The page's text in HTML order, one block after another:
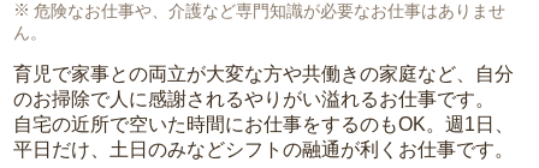
危険なお仕事や、介護など専門知識が必要なお仕事はありませ
ん。
育児で家事との両立が大変な方や共働きの家庭など、自分
のお掃除で人に感謝されるやりがい溢れるお仕事です。
自宅の近所で空いた時間にお仕事をするのもOK。週1日、
平日だけ、土日のみなどシフトの融通が利くお仕事です。